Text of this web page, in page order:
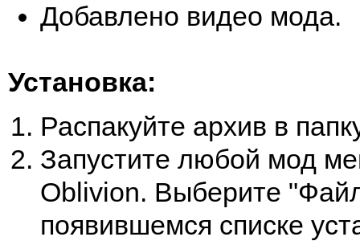
Добавлено видео мода.
Установка:
Распакуйте архив в
Запустите любой мод
Oblivion. Выберите
появившемся списке